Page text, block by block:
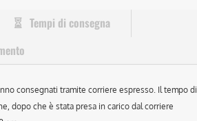
Tempi di consegna
consegnati tramite corriere espresso. Il tempo di
dopo che è stata presa in carico dal corriere